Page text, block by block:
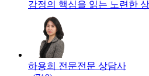
감정의 핵심을 읽는 노련한
하용희 전문전문 상담사